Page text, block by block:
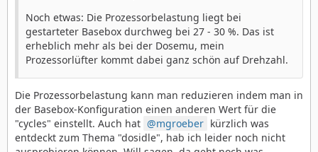
Noch etwas: Die Prozessorbelastung liegt bei
gestarteter Basebox durchweg bei 27 - 30 %. Das ist
erheblich mehr als bei der Dosemu, mein
Prozessorlüfter kommt dabei ganz schön auf Drehzahl.
Die Prozessorbelastung kann man reduzieren indem man in
der Basebox-Konfiguration einen anderen Wert für die
"cycles" einstellt. Auch hat
mgroeber kürzlich was
entdeckt zum Thema "dosidle", hab ich leider noch nicht